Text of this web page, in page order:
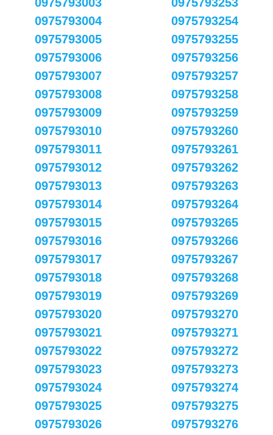
0975793004
0975793005
0975793006
0975793007
0975793008
0975793009
0975793010
0975793011
0975793012
0975793013
0975793014
0975793015
0975793016
0975793017
0975793018
0975793019
0975793020
0975793021
0975793022
0975793023
0975793024
0975793025
0975793026
0975793254
0975793255
0975793256
0975793257
0975793258
0975793259
0975793260
0975793261
0975793262
0975793263
0975793264
0975793265
0975793266
0975793267
0975793268
0975793269
0975793270
0975793271
0975793272
0975793273
0975793274
0975793275
0975793276